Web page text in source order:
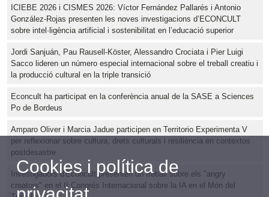
ICIEBE 2026 i CISMES 2026: Víctor Fernández Pallarés i Antonio
González-Rojas presenten les noves investigacions d’ECONCULT
sobre intel·ligència artificial i sostenibilitat en l’educació superior
Jordi Sanjuán, Pau Rausell-Köster, Alessandro Crociata i Pier Luigi
Sacco lideren un número especial internacional sobre el treball creatiu i
la producció cultural en la triple transició
Econcult ha participat en la conferència anual de la SASE a Sciences
Po de Bordeus
Amparo Oliver i Marcia Jadue participen en Territorio Experimenta V
per reflexionar sobre cultura, drets culturals i resiliència en contextos
postdesastre
Investigadors d'Econcult presenten un treball sobre els "angry
creators" en el II Congrés Internacional sobre la IA en el Món del
Cookies i política de